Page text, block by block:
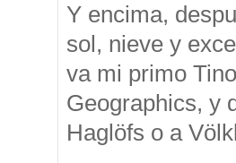
Y encima,
sol, nieve y
va mi primo
Geographics, y
Haglöfs o a